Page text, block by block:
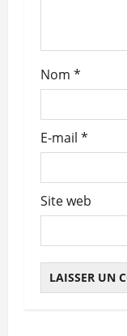
i
c
l
Nom *
E-mail *
Site web